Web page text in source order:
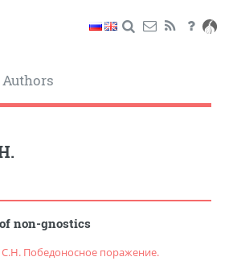
Authors
non-gnostics
Победоносное поражение.